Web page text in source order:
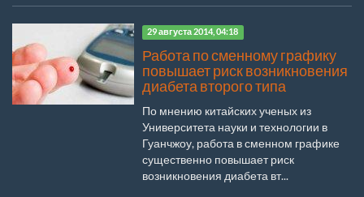
29 августа 2014, 04:18
Работа по сменному графику
повышает риск возникновения
диабета второго типа
По мнению китайских ученых из
Университета науки и технологии в
Гуанчжоу, работа в сменном графике
существенно повышает риск
возникновения диабета вт...